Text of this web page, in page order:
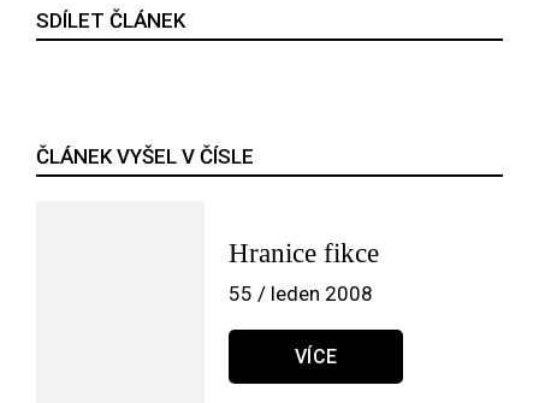
SDÍLET ČLÁNEK
ČLÁNEK VYŠEL V ČÍSLE
Hranice fikce
55 / leden 2008
VÍCE